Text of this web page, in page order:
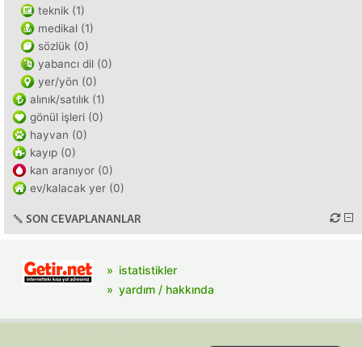
teknik (1)
medikal (1)
sözlük (0)
yabancı dil (0)
yer/yön (0)
alınık/satılık (1)
gönül işleri (0)
hayvan (0)
kayıp (0)
kan aranıyor (0)
ev/kalacak yer (0)
SON CEVAPLANANLAR
istatistikler
yardım / hakkında